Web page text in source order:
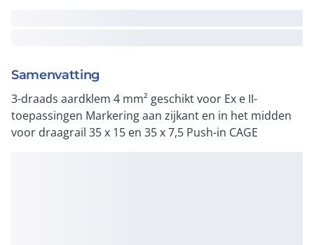
Samenvatting
3-draads aardklem 4 mm² geschikt voor Ex e II-
toepassingen Markering aan zijkant en in het midden
voor draagrail 35 x 15 en 35 x 7,5 Push-in CAGE